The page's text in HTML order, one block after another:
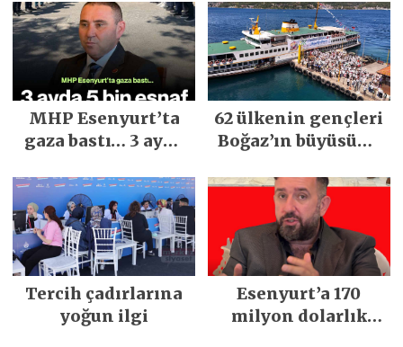
İlgi Gördü!..
heyelan sonrası
kritik uyarı
MHP Esenyurt’ta
gaza bastı… 3 ayda
edildi
62 ülkenin gençleri
Boğaz’ın büyüsüne
Tercih çadırlarına
yoğun ilgi
Esenyurt’a 170
milyon dolarlık